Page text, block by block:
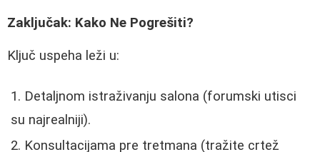
Zaključak: Kako Ne Pogrešiti?
Ključ uspeha leži u:
Detaljnom istraživanju salona (forumski utisci
su najrealniji).
Konsultacijama pre tretmana (tražite crtež